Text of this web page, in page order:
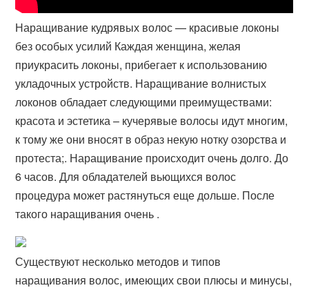
Наращивание кудрявых волос — красивые локоны
без особых усилий Каждая женщина, желая
приукрасить локоны, прибегает к использованию
укладочных устройств. Наращивание волнистых
локонов обладает следующими преимуществами:
красота и эстетика – кучерявые волосы идут многим,
к тому же они вносят в образ некую нотку озорства и
протеста;. Наращивание происходит очень долго. До
6 часов. Для обладателей вьющихся волос
процедура может растянуться еще дольше. После
такого наращивания очень .
Существуют несколько методов и типов
наращивания волос, имеющих свои плюсы и минусы,